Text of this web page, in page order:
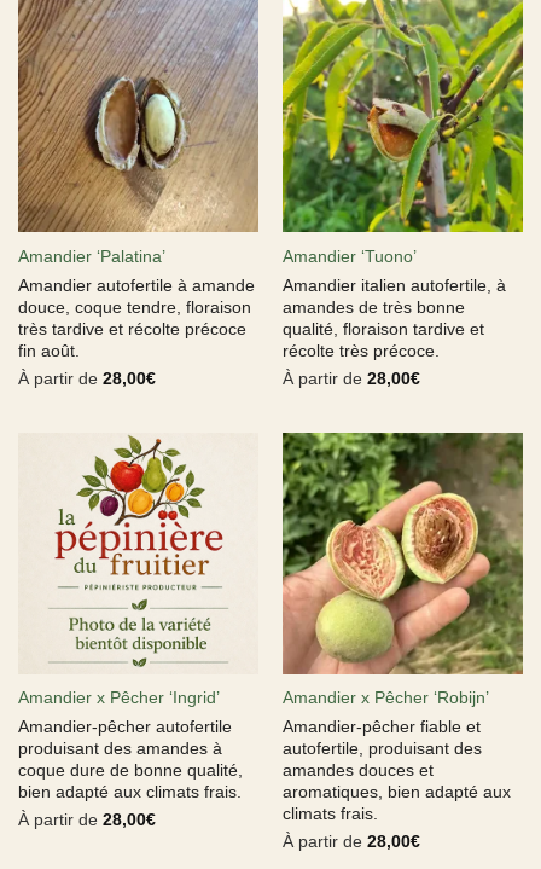
Amandier ‘Palatina’
Amandier autofertile à amande
douce, coque tendre, floraison
très tardive et récolte précoce
fin août.
À partir de 28,00€
Amandier ‘Tuono’
Amandier italien autofertile, à
amandes de très bonne
qualité, floraison tardive et
récolte très précoce.
À partir de 28,00€
Amandier x Pêcher ‘Ingrid’
Amandier-pêcher autofertile
produisant des amandes à
coque dure de bonne qualité,
bien adapté aux climats frais.
À partir de 28,00€
Amandier x Pêcher ‘Robijn’
Amandier-pêcher fiable et
autofertile, produisant des
amandes douces et
aromatiques, bien adapté aux
climats frais.
À partir de 28,00€